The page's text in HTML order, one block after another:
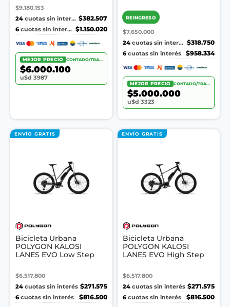
$9.180.153
24 cuotas sin interés
$382.507
6 cuotas sin interés $1.150.020
MEJOR PRECIO CONTADO/TRANSF.
$6.000.100
u$d 3987
REINGRESO
$7.650.000
24 cuotas sin interés
$318.750
6 cuotas sin interés $958.334
MEJOR PRECIO CONTADO/TRANSF.
$5.000.000
u$d 3323
ENVÍO GRATIS
Bicicleta Urbana
POLYGON KALOSI
LANES EVO Low Step
$6.517.800
24 cuotas sin interés $271.575
6 cuotas sin interés $816.500
ENVÍO GRATIS
Bicicleta Urbana
POLYGON KALOSI
LANES EVO High Step
$6.517.800
24 cuotas sin interés $271.575
6 cuotas sin interés $816.500